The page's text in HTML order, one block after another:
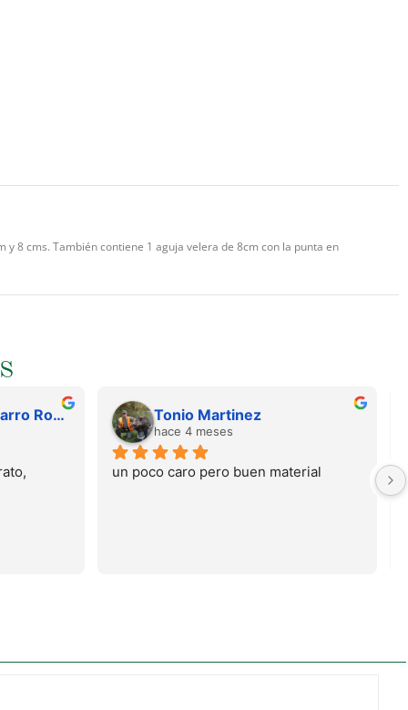
8 cms. También contiene 1 aguja velera de 8cm con la punta en
Juan Francisco Navarro Roman Tonio Martinez
hace 4 meses
un poco caro pero buen material